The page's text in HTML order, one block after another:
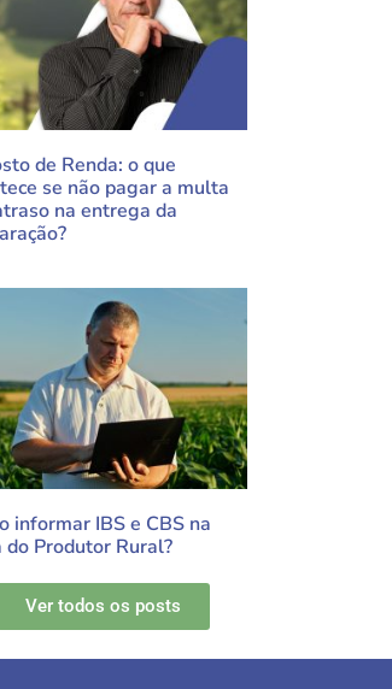
de Renda: o que
se não pagar a multa
na entrega da
informar IBS e CBS na
do Produtor Rural?
Ver todos os posts